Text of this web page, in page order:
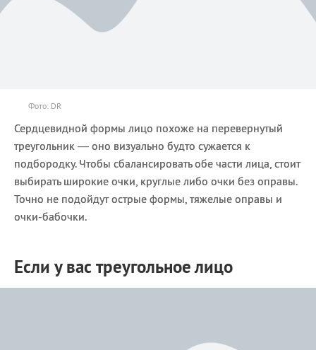
Фото: DR
Сердцевидной формы лицо похоже на перевернутый
треугольник — оно визуально будто сужается к
подбородку. Чтобы сбалансировать обе части лица, стоит
выбирать широкие очки, круглые либо очки без оправы.
Точно не подойдут острые формы, тяжелые оправы и
очки-бабочки.
Если у вас треугольное лицо